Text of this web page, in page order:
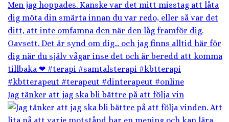
Jag tänker att jag ska bli bättre på att följa vin